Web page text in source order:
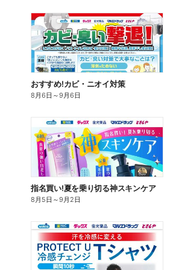
おすすめ!カビ・ニオイ対策
8月6日 ～9月6日
指名買い!夏を乗り切る神スキンケア
8月5日 ～9月2日